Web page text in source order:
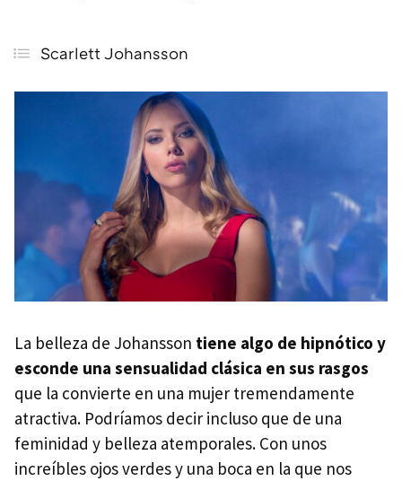
Scarlett Johansson
La belleza de Johansson tiene algo de hipnótico y
esconde una sensualidad clásica en sus rasgos
que la convierte en una mujer tremendamente
atractiva. Podríamos decir incluso que de una
feminidad y belleza atemporales. Con unos
increíbles ojos verdes y una boca en la que nos